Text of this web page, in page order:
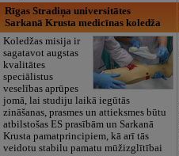
Rīgas Stradiņa universitātes
Sarkanā Krusta medicīnas koledža
Koledžas misija ir
sagatavot augstas
kvalitātes
speciālistus
veselības aprūpes
jomā, lai studiju laikā iegūtās
zināšanas, prasmes un attieksmes būtu
atbilstošas ES prasībām un Sarkanā
Krusta pamatprincipiem, kā arī tās
veidotu stabilu pamatu mūžizglītībai